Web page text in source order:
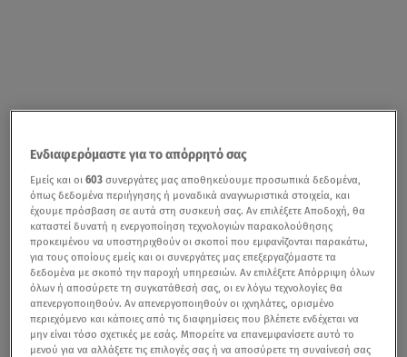
Ενδιαφερόμαστε για το απόρρητό σας
Εμείς και οι603 συνεργάτες μας αποθηκεύουμε προσωπικά δεδομένα,
όπως δεδομένα περιήγησης ή μοναδικά αναγνωριστικά στοιχεία, και
έχουμε πρόσβαση σε αυτά στη συσκευή σας. Αν επιλέξετε Αποδοχή, θα
καταστεί δυνατή η ενεργοποίηση τεχνολογιών παρακολούθησης
προκειμένου να υποστηριχθούν οι σκοποί που εμφανίζονται παρακάτω,
για τους οποίους εμείς και οι συνεργάτες μας επεξεργαζόμαστε τα
δεδομένα με σκοπό την παροχή υπηρεσιών. Αν επιλέξετε Απόρριψη όλων
όλων ή αποσύρετε τη συγκατάθεσή σας, οι εν λόγω τεχνολογίες θα
απενεργοποιηθούν. Αν απενεργοποιηθούν οι ιχνηλάτες, ορισμένο
περιεχόμενο και κάποιες από τις διαφημίσεις που βλέπετε ενδέχεται να
μην είναι τόσο σχετικές με εσάς. Μπορείτε να επανεμφανίσετε αυτό το
μενού για να αλλάξετε τις επιλογές σας ή να αποσύρετε τη συναίνεσή σας